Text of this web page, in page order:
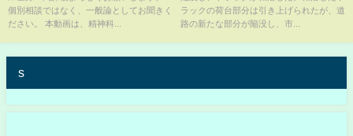
個別相談ではなく、一般論としてお聞きく
ださい。 本動画は、精神科...
1月29日)
ラックの荷台部分は引き上げられたが、道
路の新たな部分が陥没し、市...
s